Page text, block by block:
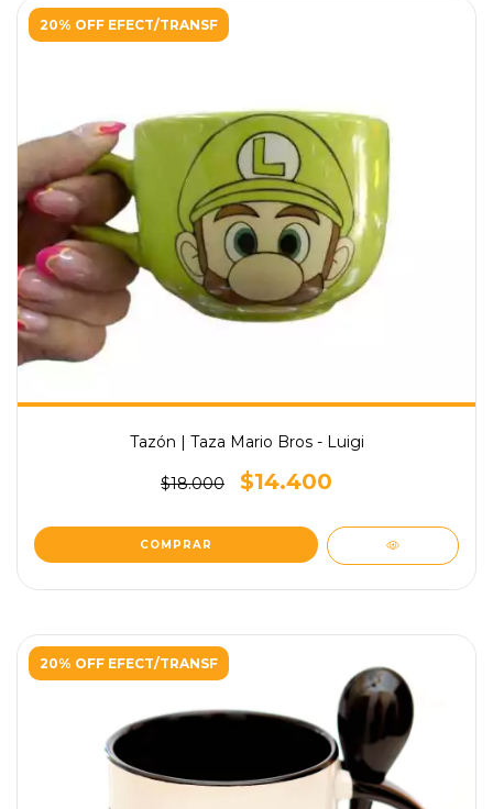
20% OFF EFECT/TRANSF
Tazón | Taza Mario Bros - Luigi
$18.000 $14.400
20% OFF EFECT/TRANSF